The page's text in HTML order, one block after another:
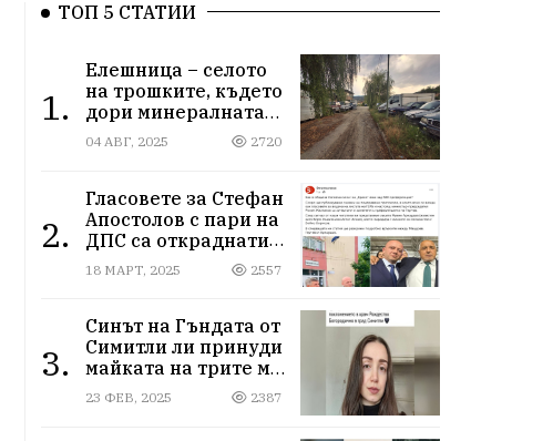
ТОП 5 СТАТИИ
1.
Елешница – селото
на трошките, където
дори минералната
вода не може да
измие срама
04 АВГ, 2025 2720
2.
Гласовете за Стефан
Апостолов с пари на
ДПС са откраднати
от Иван Герчев,
медия бухалка го
18 МАРТ, 2025 2557
3.
Синът на Гъндата от
Симитли ли принуди
майката на трите му
деца да се самоубие?
Къде са
23 ФЕВ, 2025 2387